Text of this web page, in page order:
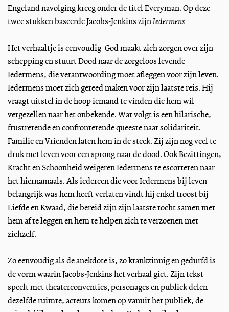
Engeland navolging kreeg onder de titel Everyman. Op deze
twee stukken baseerde Jacobs-Jenkins zijnIedermens.
Het verhaaltje is eenvoudig: God maakt zich zorgen over zijn
schepping en stuurt Dood naar de zorgeloos levende
Iedermens, die verantwoording moet afleggen voor zijn leven.
Iedermens moet zich gereed maken voor zijn laatste reis. Hij
vraagt uitstel in de hoop iemand te vinden die hem wil
vergezellen naar het onbekende. Wat volgt is een hilarische,
frustrerende en confronterende queeste naar solidariteit.
Familie en Vrienden laten hem in de steek. Zij zijn nog veel te
druk met leven voor een sprong naar de dood. Ook Bezittingen,
Kracht en Schoonheid weigeren Iedermens te escorteren naar
het hiernamaals. Als iedereen die voor Iedermens bij leven
belangrijk was hem heeft verlaten vindt hij enkel troost bij
Liefde en Kwaad, die bereid zijn zijn laatste tocht samen met
hem af te leggen en hem te helpen zich te verzoenen met
zichzelf.
Zo eenvoudig als de anekdote is, zo krankzinnig en gedurfd is
de vorm waarin Jacobs-Jenkins het verhaal giet. Zijn tekst
speelt met theaterconventies; personages en publiek delen
dezelfde ruimte, acteurs komen op vanuit het publiek, de